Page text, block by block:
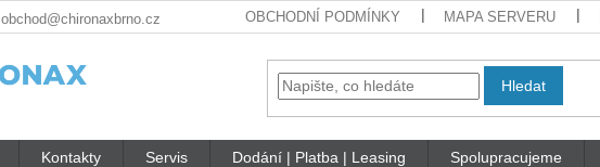
obchod@chironaxbrno.cz OBCHODNÍ PODMÍNKY MAPA SERVERU
Hledat
Kontakty Servis Dodání | Platba | Leasing Spolupracujeme